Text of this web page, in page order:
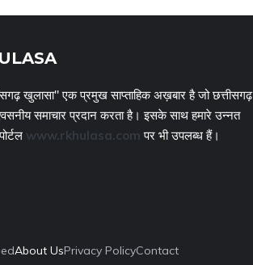
खुलासा" एक प्रमुख साप्ताहिक अख़बार है जो छत्तीसगढ़
समाचार प्रदान करता है। इसके साथ हमारे उन्नत
www.rkhulasa.com पर भी उपलब्ध हैं।
About UsPrivacy PolicyContact